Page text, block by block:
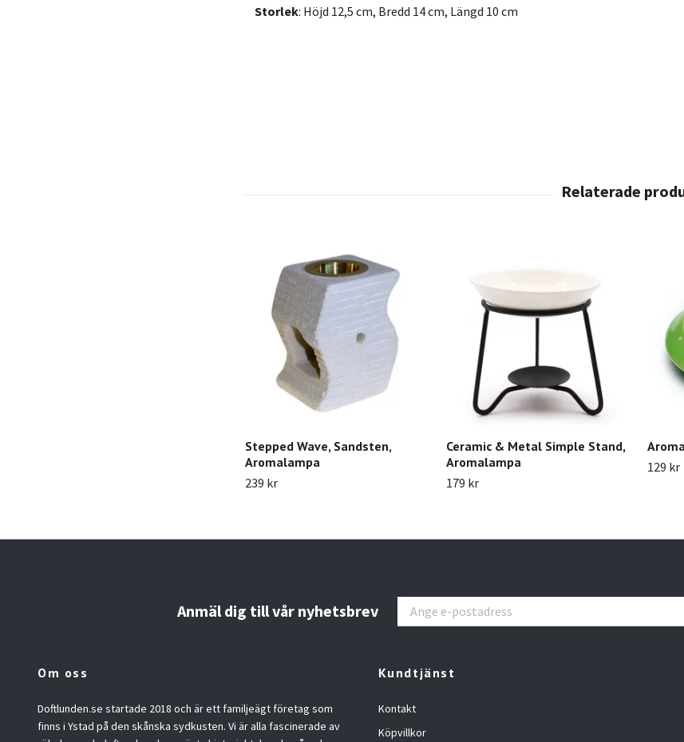
Storlek: Höjd 12,5 cm, Bredd 14 cm, Längd 10 cm
Stepped Wave, Sandsten,
Aromalampa
239 kr
Ceramic & Metal Simple Stand,
Aromalampa
179 kr
129 kr
Anmäl dig till vår nyhetsbrev
Om oss
Doftlunden.se startade 2018 och är ett familjeägt företag som
finns i Ystad på den skånska sydkusten. Vi är alla fascinerade av
Kundtjänst
Kontakt
Köpvillkor